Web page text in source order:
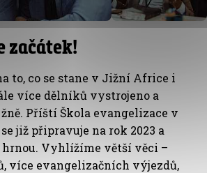
začátek!
to, co se stane v Jižní Africe i
více dělníků vystrojeno a
Příští Škola evangelizace v
již připravuje na rok 2023 a
Vyhlížíme větší věci –
více evangelizačních výjezdů,